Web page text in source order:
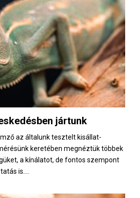
jártunk
az általunk tesztelt kisállat-
keretében megnéztük többek
a kínálatot, de fontos szempont
is....